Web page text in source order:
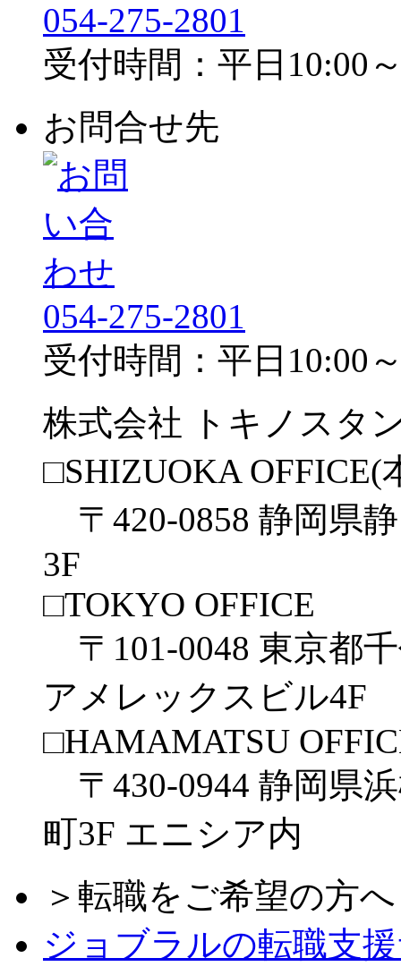
054-275-2801
受付時間：平日10:00
お問合せ先
054-275-2801
受付時間：平日10:00
株式会社 トキノスタ
□SHIZUOKA OFFICE(
〒420-0858 静岡県
3F
□TOKYO OFFICE
〒101-0048 東京都
アメレックスビル4F
□HAMAMATSU
〒430-0944 静岡県
町3F エニシア内
＞転職をご希望の方へ
ジョブラルの転職支